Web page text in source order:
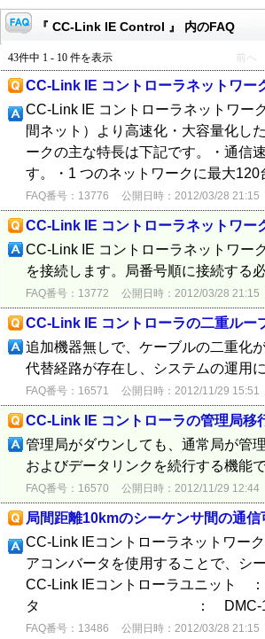
『 CC-Link IE Control 』 内のFAQ
43件中 1 - 10 件を表示 前へ
CC-Link IE コントローラネットワー
CC-Link IE コントローラネットワー
間ネット）より高速化・大容量化し
ークの主な特長は下記です。・通信
す。・1 つのネットワークに最大120
FAQ番号：13776 公開日時：2012/03/28 21:15
CC-Link IE コントローラネットワー
CC-Link IE コントローラネットワー
を接続します。局番号順に接続する
FAQ番号：13772 公開日時：2012/03/28 21:15
CC-Link IE コントローラの二重ルー
追加機器無しで、ケーブルの二重化
代替経路が存在し、システムの運用
FAQ番号：16571 公開日時：2012/11/29 15:51
CC-Link IE コントローラの管理局移
管理局がダウンしても、通常局が管
およびデータリンクを続行する機能
FAQ番号：16570 公開日時：2012/11/29 12:44
局間距離10kmのシーケンサ間の通信
CC-Link IEコントローラネットワー
アコンバータを使用することで、シ
CC-Link IEコントローラユニット
タ ： DMC-
FAQ番号：13486 公開日時：2012/03/28 21:15